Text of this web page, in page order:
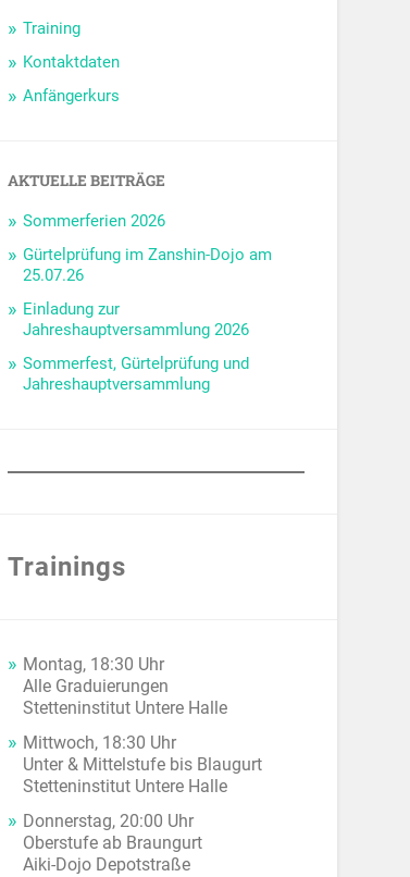
Training
Kontaktdaten
Anfängerkurs
AKTUELLE BEITRÄGE
Sommerferien 2026
Gürtelprüfung im Zanshin-Dojo am
25.07.26
Einladung zur
Jahreshauptversammlung 2026
Sommerfest, Gürtelprüfung und
Jahreshauptversammlung
Trainings
Montag, 18:30 Uhr
Alle Graduierungen
Stetteninstitut Untere Halle
Mittwoch, 18:30 Uhr
Unter & Mittelstufe bis Blaugurt
Stetteninstitut Untere Halle
Donnerstag, 20:00 Uhr
Oberstufe ab Braungurt
Aiki-Dojo Depotstraße